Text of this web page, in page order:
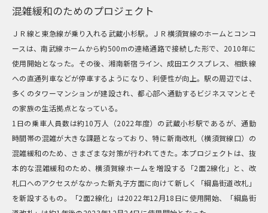
混雑緩和のためのプロジェクト
ＪＲ線と東急線が乗り入れる武蔵小杉駅。ＪＲ横須賀線のホームとコンコ
ースは、南武線ホームから約500mの連絡通路で接続した形で、2010年に
使用開始となった。その後、湘南新宿ライン、成田エクスプレス、相鉄線
への直通列車などが停車するようになり、利便性が向上。駅の周辺では、
多くのタワーマンションが建設され、都心部へ通勤するビジネスマンとそ
の家族の生活拠点となっている。
1日の乗車人員数は約10万人（2022年度）の武蔵小杉駅であるが、通勤
時間帯の混雑が大きな課題となっており、特に新南改札（横須賀線口）の
混雑緩和のため、さまざまな対策が行われてきた。本プロジェクトは、抜
本的な混雑緩和のため、横須賀線ホームを増設する「2面2線化」と、改
札口へのアクセスがなかった新丸子方面に向けて新しく「綱島街道改札」
を新設するもの。「2面2線化」は2022年12月18日に使用開始、「綱島街